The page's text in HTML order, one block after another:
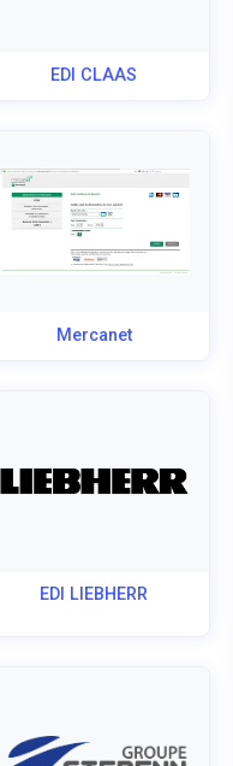
EDI CLAAS
Mercanet
EDI LIEBHERR